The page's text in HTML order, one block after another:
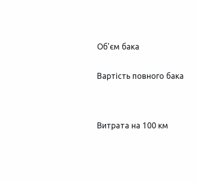
Об'єм бака
Вартість повного бака
Витрата на 100 км